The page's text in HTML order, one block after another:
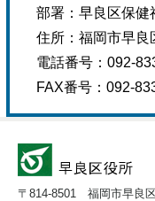
部署：早良区保健
住所：福岡市早良
電話番号：092-
FAX番号：092-
〒814-8501 福岡市早良